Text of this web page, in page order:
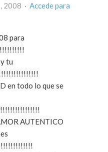
ana en enero 1, 2008 · Accede para
para
tu
en todo lo que se
AUTENTICO